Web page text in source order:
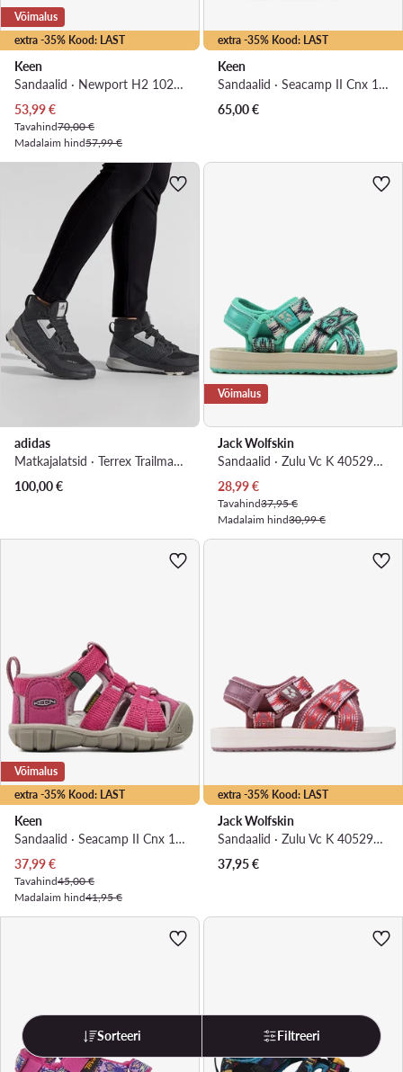
extra -35% Kood: LAST
Võimalus
Keen
Sandaalid · Newport H2 1026267 · Sinine
Praegune hind
53,99€
Tavahind70,00 €
Madalaim hind57,99 €
extra -35% Kood: LAST
Keen
Sandaalid · Seacamp II Cnx 1025136 · Tumesinine
65,00€
adidas
Matkajalatsid · Terrex Trailmaker Mid R.Rd FW9322 · Must
100,00€
Võimalus
Jack Wolfskin
Sandaalid · Zulu Vc K 4052971 · Roheline
Praegune hind
28,99€
Tavahind37,95 €
Madalaim hind30,99 €
extra -35% Kood: LAST
Võimalus
Keen
Sandaalid · Seacamp II Cnx 1022940 · Roosa
Praegune hind
37,99€
Tavahind45,00 €
Madalaim hind41,95 €
extra -35% Kood: LAST
Jack Wolfskin
Sandaalid · Zulu Vc K 4052971 · Roosa
37,95€
Sorteeri Filtreeri